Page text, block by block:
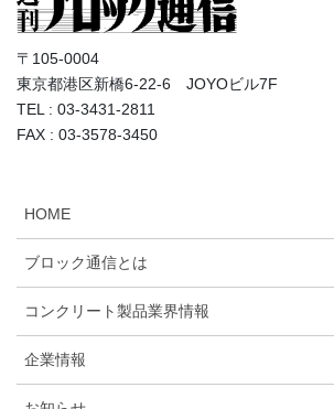
〒105-0004
東京都港区新橋6-22-6 JOYOビル7F
TEL : 03-3431-2811
FAX : 03-3578-3450
HOME
ブロック通信とは
コンクリート製品業界情報
企業情報